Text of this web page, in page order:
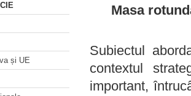
și UE
Masa
Subiectul
contextul
important,